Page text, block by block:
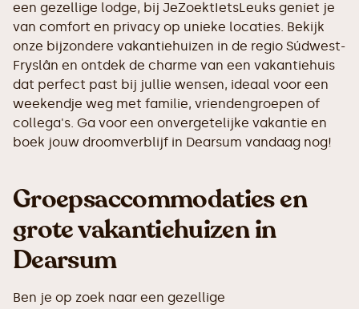
een gezellige lodge, bij JeZoektIetsLeuks geniet je
van comfort en privacy op unieke locaties. Bekijk
onze bijzondere vakantiehuizen in de regio Súdwest-
Fryslân en ontdek de charme van een vakantiehuis
dat perfect past bij jullie wensen, ideaal voor een
weekendje weg met familie, vriendengroepen of
collega's. Ga voor een onvergetelijke vakantie en
boek jouw droomverblijf in Dearsum vandaag nog!
Groepsaccommodaties en
grote vakantiehuizen in
Dearsum
Ben je op zoek naar een gezellige